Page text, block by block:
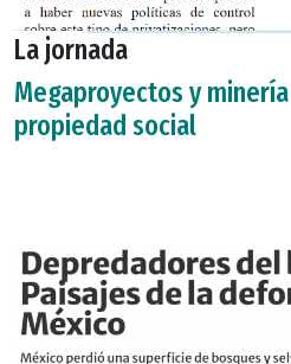
La jornada
Megaproyectos y
propiedad social